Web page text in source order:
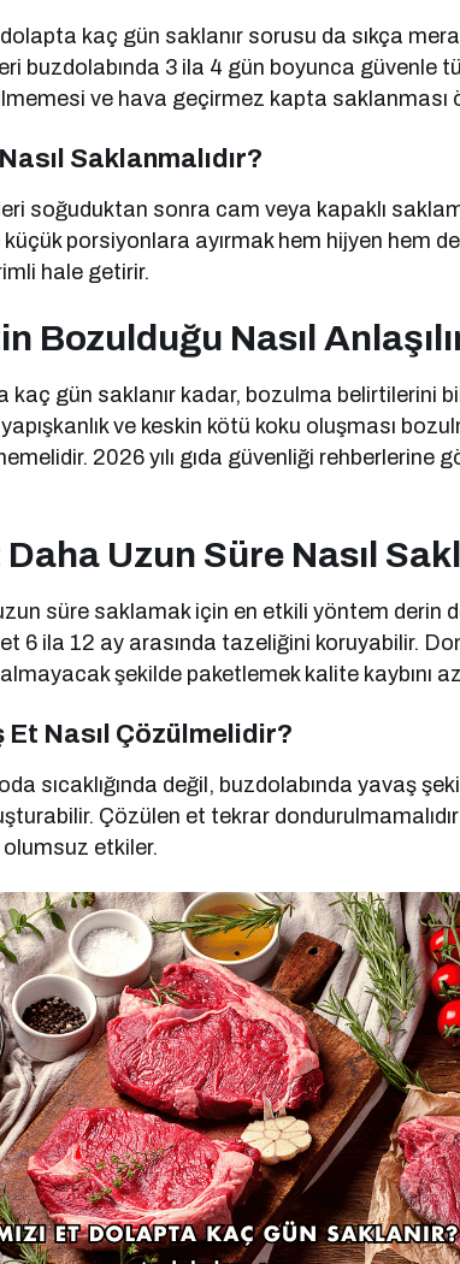
dolapta kaç gün saklanır sorusu da sıkça
buzdolabında 3 ila 4 gün boyunca güvenle
ve hava geçirmez kapta saklanması
Saklanmalıdır?
soğuduktan sonra cam veya kapaklı
porsiyonlara ayırmak hem hijyen hem
hale getirir.
Bozulduğu Nasıl
kaç gün saklanır kadar, bozulma belirtilerini
ve keskin kötü koku oluşması
2026 yılı gıda güvenliği rehberlerine
Daha Uzun Süre Nasıl
uzun süre saklamak için en etkili yöntem derin
et 6 ila 12 ay arasında tazeliğini koruyabilir.
şekilde paketlemek kalite kaybını
Et Nasıl Çözülmelidir?
sıcaklığında değil, buzdolabında yavaş
Çözülen et tekrar
etkiler.